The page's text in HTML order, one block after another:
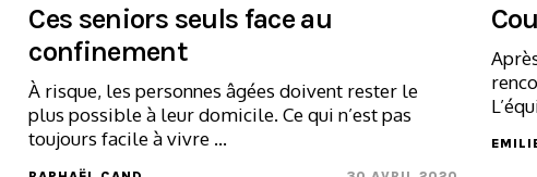
Ces seniors seuls face au
confinement
À risque, les personnes âgées doivent rester le
plus possible à leur domicile. Ce qui n’est pas
toujours facile à vivre ...